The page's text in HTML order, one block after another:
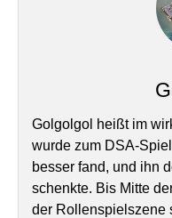
Golgolgol heißt im
wurde zum DSA-
besser fand, und ihn
schenkte. Bis Mitte
der Rollenspielszene